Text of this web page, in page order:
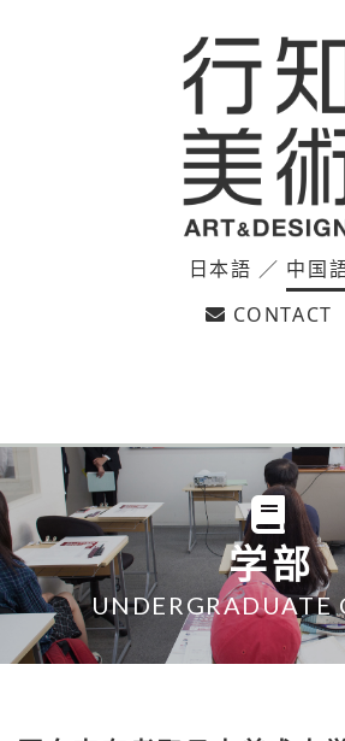
日本語 ／ 中国
CONTACT
学部
UNDERGRADUATE